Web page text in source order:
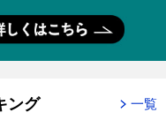
ング 一覧